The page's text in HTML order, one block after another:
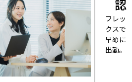
認
フレッ
クスで
早めに
出勤。